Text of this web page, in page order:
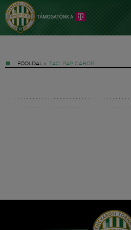
FŐOLDAL » TAG: PAP GÁBOR
Hírek